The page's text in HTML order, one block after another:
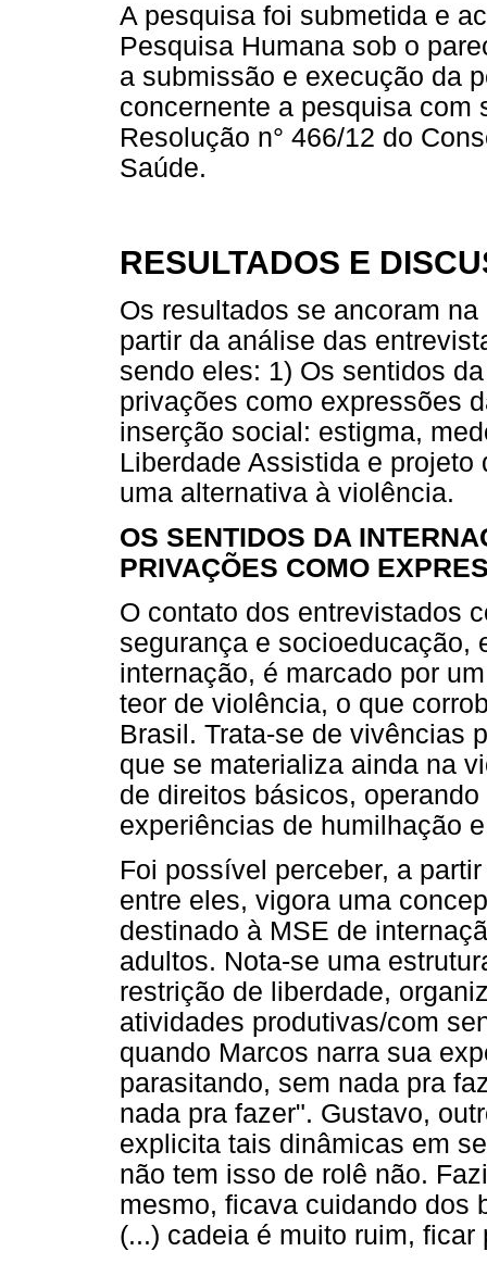
A pesquisa foi submetida e
Pesquisa Humana sob o
a submissão e execução da
concernente a pesquisa com
Resolução n° 466/12 do
Saúde.
RESULTADOS E
Os resultados se ancoram
partir da análise das
sendo eles: 1) Os sentidos
privações como expressões
inserção social: estigma,
Liberdade Assistida e
uma alternativa à violência.
OS SENTIDOS DA
PRIVAÇÕES COMO
O contato dos entrevistados
segurança e socioeducação,
internação, é marcado por
teor de violência, o que
Brasil. Trata-se de vivências
que se materializa ainda na
de direitos básicos,
experiências de humilhação
Foi possível perceber, a
entre eles, vigora uma
destinado à MSE de
adultos. Nota-se uma
restrição de liberdade,
atividades produtivas/com
quando Marcos narra sua
parasitando, sem nada pra
nada pra fazer". Gustavo,
explicita tais dinâmicas em
não tem isso de rolê não.
mesmo, ficava cuidando dos
(...) cadeia é muito ruim, ficar